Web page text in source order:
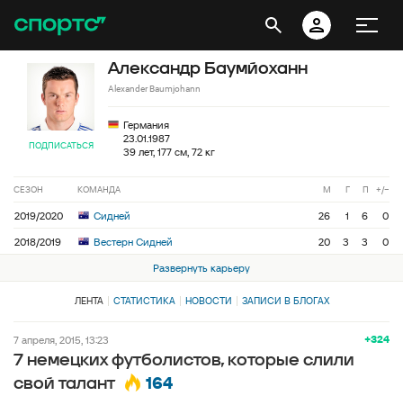
ПОДПИСАТЬСЯ
Александр Баумйоханн
Alexander Baumjohann
Германия
23.01.1987
39 лет, 177 см, 72 кг
СЕЗОН КОМАНДА М Г П +/−
2019/2020 Сидней 26 1 6
0
2018/2019
Вестерн Сидней 20 3 3
0
Развернуть карьеру
ЛЕНТА СТАТИСТИКА НОВОСТИ ЗАПИСИ В БЛОГАХ
+324
7 апреля, 2015, 13:23
7 немецких футболистов, которые слили
свой талант
164